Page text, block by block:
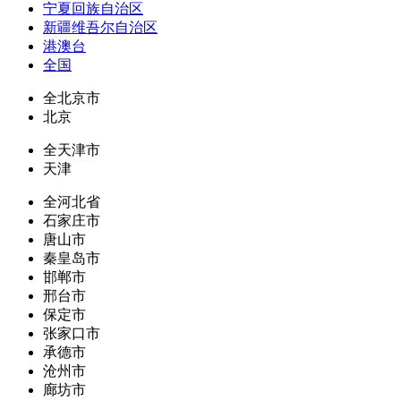
宁夏回族自治区
新疆维吾尔自治区
港澳台
全国
全北京市
北京
全天津市
天津
全河北省
石家庄市
唐山市
秦皇岛市
邯郸市
邢台市
保定市
张家口市
承德市
沧州市
廊坊市